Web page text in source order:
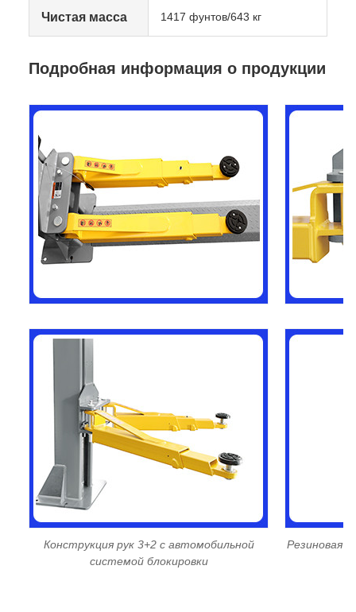
Чистая масса 1417 фунтов/643 кг
Подробная информация о продукции
Конструкция рук 3+2 с автомобильной
системой блокировки
Резиновая